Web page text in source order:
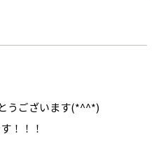
うございます(*^^*)
！！！